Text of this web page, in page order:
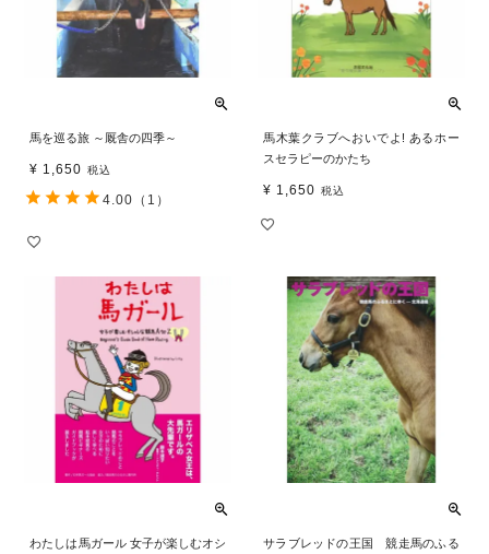
馬を巡る旅 ～厩舎の四季～
¥ 1,650 税込
4.00 （1）
馬木葉クラブへおいでよ! あるホー
スセラピーのかたち
¥ 1,650 税込
わたしは馬ガール 女子が楽しむオシ サラブレッドの王国 競走馬のふる